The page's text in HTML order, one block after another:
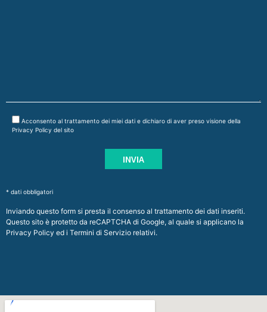
Acconsento al trattamento dei miei dati e dichiaro di aver preso visione della
Privacy Policy del sito
* dati obbligatori
Inviando questo form si presta il consenso al trattamento dei dati inseriti.
Questo sito è protetto da reCAPTCHA di Google, al quale si applicano la
Privacy Policy ed i Termini di Servizio relativi.